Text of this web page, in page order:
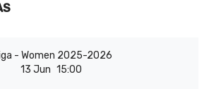
- Women 2025-2026
13 Jun 15:00